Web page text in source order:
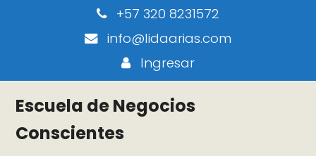
+57 320 8231572
info@lidaarias.com
Ingresar
Escuela de Negocios
Conscientes